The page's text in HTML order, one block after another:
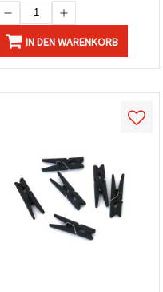
IN DEN WARENKORB